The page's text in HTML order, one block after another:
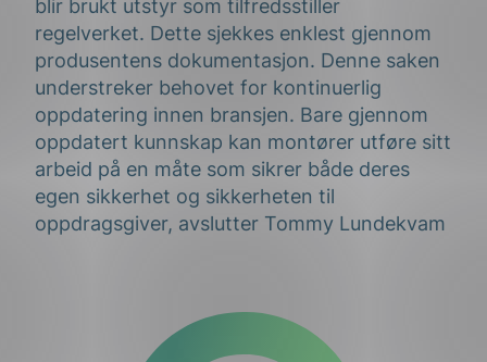
blir brukt utstyr som tilfredsstiller
regelverket. Dette sjekkes enklest gjennom
produsentens dokumentasjon. Denne saken
understreker behovet for kontinuerlig
oppdatering innen bransjen. Bare gjennom
oppdatert kunnskap kan montører utføre sitt
arbeid på en måte som sikrer både deres
egen sikkerhet og sikkerheten til
oppdragsgiver, avslutter Tommy Lundekvam